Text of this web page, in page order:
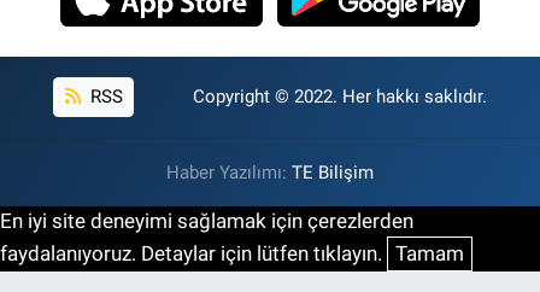
RSS Copyright © 2022. Her hakkı saklıdır.
Haber Yazılımı: TE Bilişim
En iyi site deneyimi sağlamak için çerezlerden
faydalanıyoruz. Detaylar için lütfen tıklayın. Tamam